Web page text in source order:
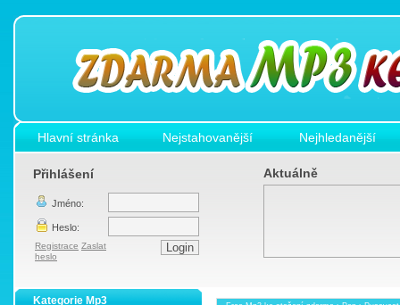
Hlavní stránka Nejstahovanější Nejhledanější
Přihlášení
Jméno:
Heslo:
Registrace Zaslat
heslo
Aktuálně
Kategorie Mp3